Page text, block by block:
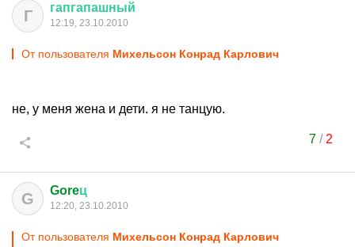
Г гапгапашный
12:19, 23.10.2010
От пользователя Михельсон Конрад Карлович
не, у меня жена и дети. я не танцую.
7/ 2
G Goreц
12:20, 23.10.2010
От пользователя Михельсон Конрад Карлович